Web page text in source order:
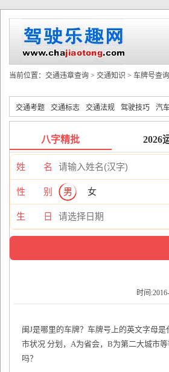
当前位置： 交通违章查询 > 交通知识 > 车牌号查询
交通考题 交通标志 交通法规 驾驶技巧 汽
八字精批 2026
姓 名
性 别 男 女
生 日
时间
闽J是哪里的车牌？车牌号上的英文字母
市状况 分划，A为省会，B为第二大城市
吗？